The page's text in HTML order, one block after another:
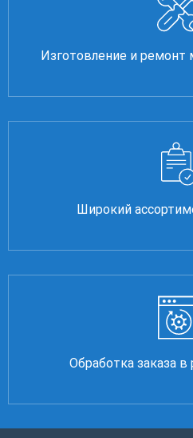
Изготовление и ремонт
Широкий
Обработка заказа